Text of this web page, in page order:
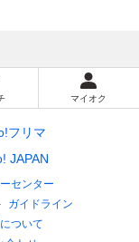
マイオク
フリマ
JAPAN
センター
ガイドライン
ついて